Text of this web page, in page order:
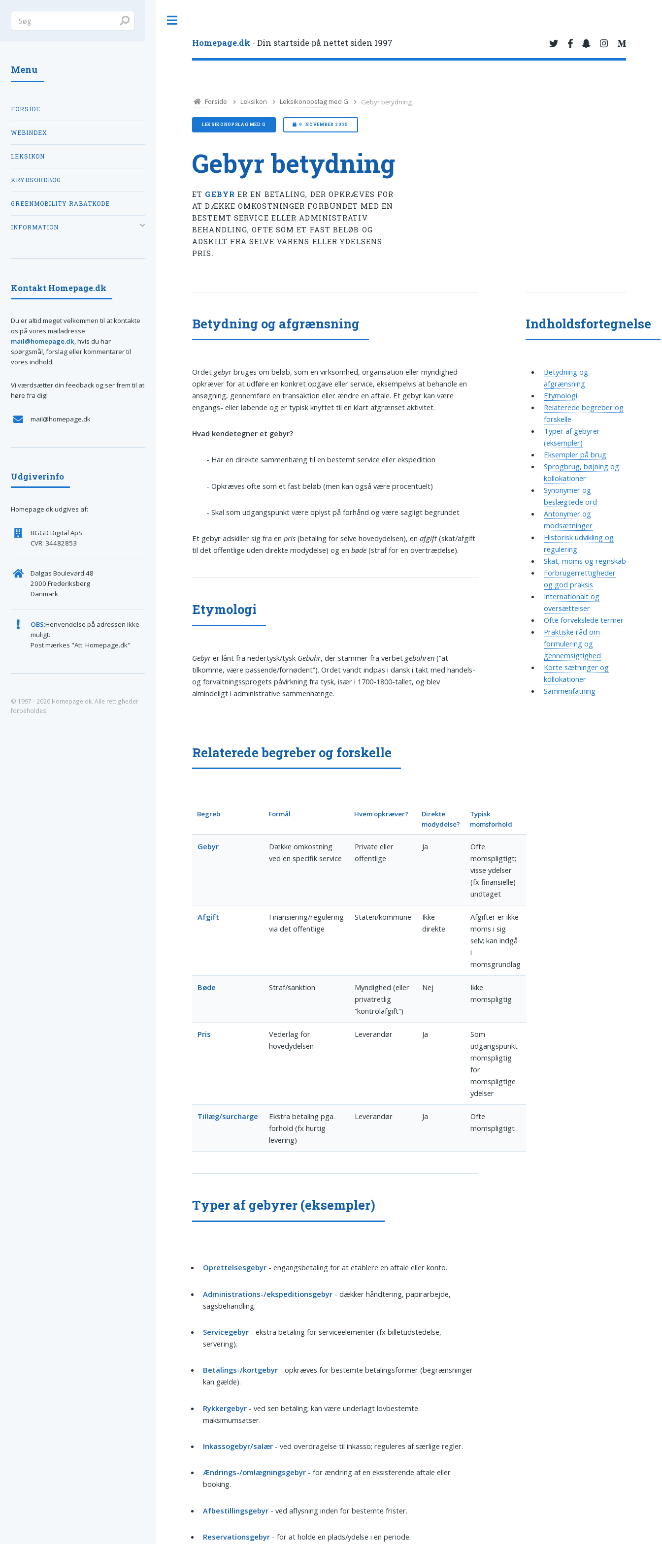
Homepage.dk - Din startside på nettet siden 1997
Forside Leksikon Leksikonopslag med G Gebyr betydning
LEKSIKONOPSLAG MED G 9. NOVEMBER 2025
Gebyr betydning
ET GEBYR ER EN BETALING, DER OPKRÆVES FOR
AT DÆKKE OMKOSTNINGER FORBUNDET MED EN
BESTEMT SERVICE ELLER ADMINISTRATIV
BEHANDLING, OFTE SOM ET FAST BELØB OG
ADSKILT FRA SELVE VARENS ELLER YDELSENS
PRIS.
Betydning og afgrænsning
Ordet gebyr bruges om beløb, som en virksomhed, organisation eller myndighed
opkræver for at udføre en konkret opgave eller service, eksempelvis at behandle en
ansøgning, gennemføre en transaktion eller ændre en aftale. Et gebyr kan være
engangs- eller løbende og er typisk knyttet til en klart afgrænset aktivitet.
Hvad kendetegner et gebyr?
- Har en direkte sammenhæng til en bestemt service eller ekspedition
- Opkræves ofte som et fast beløb (men kan også være procentuelt)
- Skal som udgangspunkt være oplyst på forhånd og være sagligt begrundet
Et gebyr adskiller sig fra enpris (betaling for selve hovedydelsen), enafgift(skat/afgift
til det offentlige uden direkte modydelse) og enbøde (straf for en overtrædelse).
Etymologi
Gebyr er lånt fra nedertysk/tysk Gebühr, der stammer fra verbet gebühren (“at
tilkomme, være passende/fornødent”). Ordet vandt indpas i dansk i takt med handels-
og forvaltningssprogets påvirkning fra tysk, især i 1700-1800-tallet, og blev
almindeligt i administrative sammenhænge.
Relaterede begreber og forskelle
Begreb Formål Hvem opkræver?
Direkte
modydelse?
Typisk
momsforhold
Gebyr
Dække omkostning
ved en specifik service
Private eller
offentlige
Ja
Ofte
momspligtigt;
visse ydelser
(fx finansielle)
undtaget
Afgift
Finansiering/regulering
via det offentlige
Staten/kommune
Ikke
direkte
Afgifter er ikke
moms i sig
selv; kan indgå
i
momsgrundlag
Bøde Straf/sanktion
Myndighed (eller
privatretlig
“kontrolafgift”)
Nej
Ikke
momspligtig
Pris
Vederlag for
hovedydelsen
Leverandør Ja
Som
udgangspunkt
momspligtig
for
momspligtige
ydelser
Tillæg/surcharge
Ekstra betaling pga.
forhold (fx hurtig
levering)
Leverandør Ja
Ofte
momspligtigt
Typer af gebyrer (eksempler)
Oprettelsesgebyr - engangsbetaling for at etablere en aftale eller konto.
Administrations-/ekspeditionsgebyr - dækker håndtering, papirarbejde,
sagsbehandling.
Servicegebyr - ekstra betaling for serviceelementer (fx billetudstedelse,
servering).
Betalings-/kortgebyr - opkræves for bestemte betalingsformer (begrænsninger
kan gælde).
Rykkergebyr - ved sen betaling; kan være underlagt lovbestemte
maksimumsatser.
Inkassogebyr/salær - ved overdragelse til inkasso; reguleres af særlige regler.
Ændrings-/omlægningsgebyr - for ændring af en eksisterende aftale eller
booking.
Afbestillingsgebyr - ved aflysning inden for bestemte frister.
Reservationsgebyr - for at holde en plads/ydelse i en periode.
Indholdsfortegnelse
Betydning og
afgrænsning
Etymologi
Relaterede begreber og
forskelle
Typer af gebyrer
(eksempler)
Eksempler på brug
Sprogbrug, bøjning og
kollokationer
Synonymer og
beslægtede ord
Antonymer og
modsætninger
Historisk udvikling og
regulering
Skat, moms og regnskab
Forbrugerrettigheder
og god praksis
Internationalt og
oversættelser
Ofte forvekslede termer
Praktiske råd om
formulering og
gennemsigtighed
Korte sætninger og
kollokationer
Sammenfatning
Menu
FORSIDE
WEBINDEX
LEKSIKON
KRYDSORDBOG
GREENMOBILITY RABATKODE
INFORMATION
Kontakt Homepage.dk
Du er altid meget velkommen til at kontakte
os på vores mailadresse
mail@homepage.dk, hvis du har
spørgsmål, forslag eller kommentarer til
vores indhold.
Vi værdsætter din feedback og ser frem til at
høre fra dig!
mail@homepage.dk
Udgiverinfo
Homepage.dk udgives af:
BGGD Digital ApS
CVR: 34482853
Dalgas Boulevard 48
2000 Frederiksberg
Danmark
OBS:Henvendelse på adressen ikke
muligt.
Post mærkes "Att: Homepage.dk"
© 1997 - 2026 Homepage.dk. Alle rettigheder
forbeholdes